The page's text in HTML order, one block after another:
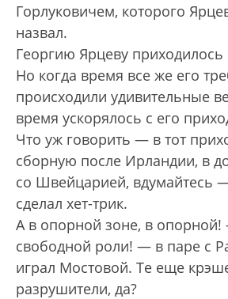
Горлуковичем, которого
назвал.
Георгию Ярцеву приходилось
Но когда время все же его
происходили удивительные
время ускорялось с его
Что уж говорить — в тот
сборную после Ирландии, в
со Швейцарией, вдумайтесь
сделал хет-трик.
А в опорной зоне, в
свободной роли! — в паре с
играл Мостовой. Те еще
разрушители, да?